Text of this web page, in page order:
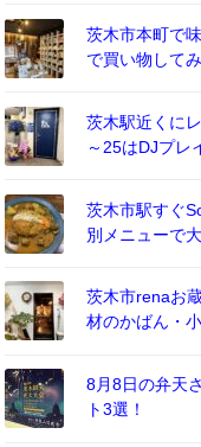
茨木市本町で
で買い物して
茨木駅近くに
～25はDJプレ
茨木市駅すぐ
別メニューで
茨木市renaお
材のかばん・
8月8日の弁天
ト3選！